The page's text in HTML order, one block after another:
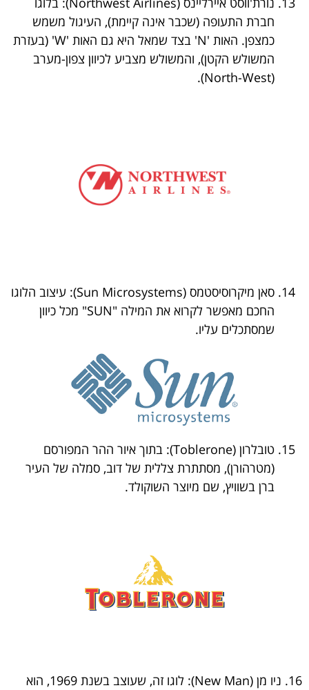
חברת התעופה (שכבר אינה קיימת), העיגול משמש
כמצפן. האות 'N' בצד שמאל היא גם האות 'W' (בעזרת
המשולש הקטן), והמשולש מצביע לכיוון צפון-מערב
(North-West).
סאן מיקרוסיסטמס (Sun Microsystems): עיצוב הלוגו
החכם מאפשר לקרוא את המילה "SUN" מכל כיוון
שמסתכלים עליו.
טובלרון (Toblerone): בתוך איור ההר המפורסם
(מטרהורן), מסתתרת צללית של דוב, סמלה של העיר
ברן בשוויץ, שם מיוצר השוקולד.
16. ניו מן (New Man): לוגו זה, שעוצב בשנת 1969, הוא